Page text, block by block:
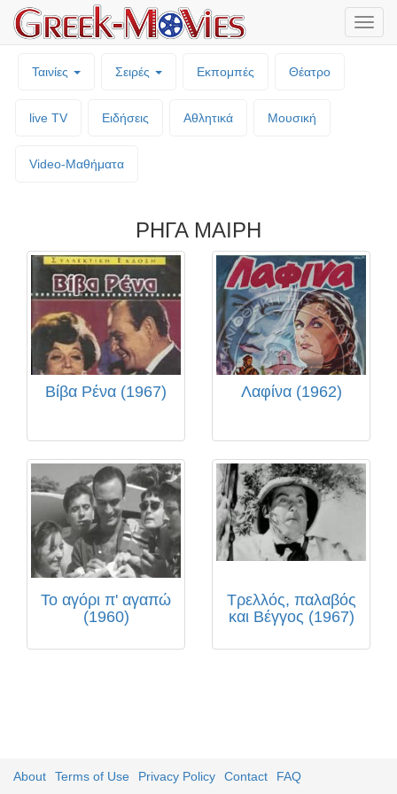
Ταινίες Σειρές Εκπομπές Θέατρο
live TV Ειδήσεις Αθλητικά Μουσική
Video-Mαθήματα
ΡΗΓΑ ΜΑΙΡΗ
Βίβα Ρένα (1967) Λαφίνα (1962)
Το αγόρι π' αγαπώ
(1960)
Τρελλός, παλαβός
και Βέγγος (1967)
About Terms of Use Privacy Policy Contact FAQ